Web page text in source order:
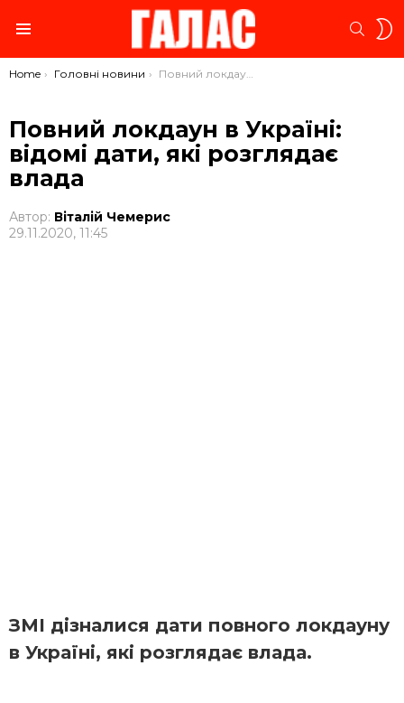
You are here:
Home Головні новини Повний локдаун в Україні: відомі дати, які розглядає влада
Повний локдаун в Україні:
відомі дати, які розглядає
влада
Автор: Віталій Чемерис
29.11.2020, 11:45
ЗМІ дізналися дати повного локдауну
в Україні, які розглядає влада.